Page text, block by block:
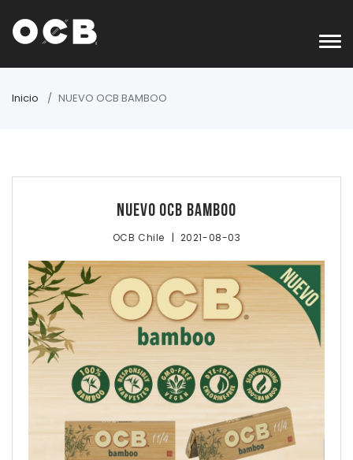
Inicio NUEVO OCB BAMBOO
NUEVO OCB BAMBOO
OCB Chile | 2021-08-03